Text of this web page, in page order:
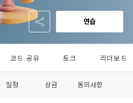
사용 XP
메일 인증 필요
회원가입 인증메일
. “회원”은 모든 약관에 동의해야 하
스를 사용한다는 것은 “회원”이 본 약
것을 의미하며 본 약관은 “회원”이 서비
유효하다. 본 약관은 저작권 분쟁 정책
의 정의는 아래와 같다.
정보 보호를 여러 경영요소 가운데 최
니다. 데이콘주식회사(이하 ‘데이콘’ 또
부터 종료까지 정보통신망 이용촉진 및
이하 ‘정보통신망법’), 개인정보보호법
령을 철저히 준수합니다.
의
집하고, 수집한 정보를 어떻게 사용하
회 홍보 목적 등의 광고성 정보를 전자
카카오 알림톡), 푸시, 전화 등을 통해
하실 수 있으며 동의 이후에라도 고객
회할 수 있습니다.
에서 제공하는 서비스의 이용
연습
코드 공유 토크 리더보드
일정 상금 동의사항